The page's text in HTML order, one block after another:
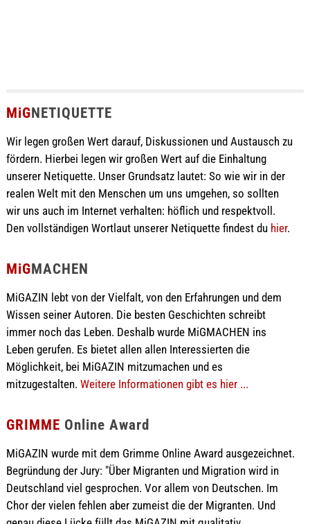
MiGNETIQUETTE
Wir legen großen Wert darauf, Diskussionen und Austausch zu
fördern. Hierbei legen wir großen Wert auf die Einhaltung
unserer Netiquette. Unser Grundsatz lautet: So wie wir in der
realen Welt mit den Menschen um uns umgehen, so sollten
wir uns auch im Internet verhalten: höflich und respektvoll.
Den vollständigen Wortlaut unserer Netiquette findest du hier.
MiGMACHEN
MiGAZIN lebt von der Vielfalt, von den Erfahrungen und dem
Wissen seiner Autoren. Die besten Geschichten schreibt
immer noch das Leben. Deshalb wurde MiGMACHEN ins
Leben gerufen. Es bietet allen allen Interessierten die
Möglichkeit, bei MiGAZIN mitzumachen und es
mitzugestalten. Weitere Informationen gibt es hier ...
GRIMME Online Award
MiGAZIN wurde mit dem Grimme Online Award ausgezeichnet.
Begründung der Jury: "Über Migranten und Migration wird in
Deutschland viel gesprochen. Vor allem von Deutschen. Im
Chor der vielen fehlen aber zumeist die der Migranten. Und